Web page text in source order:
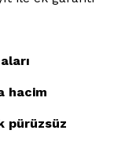
hacim
pürüzsüz